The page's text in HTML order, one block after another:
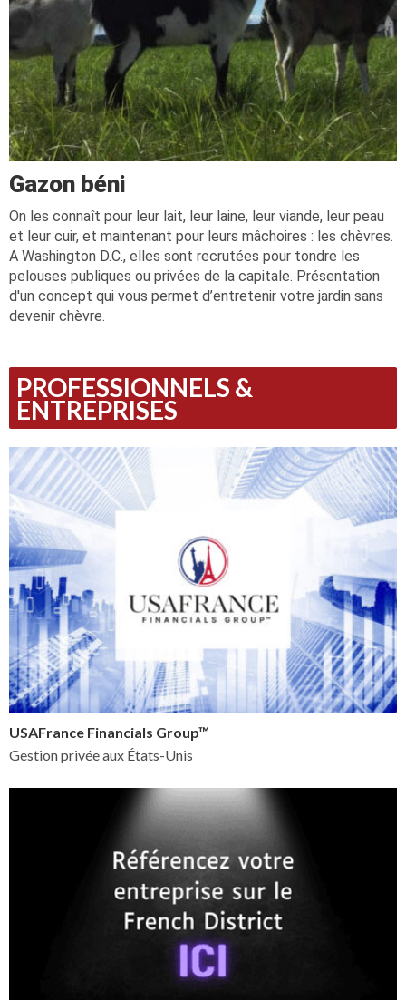
Gazon béni
On les connaît pour leur lait, leur laine, leur viande, leur peau
et leur cuir, et maintenant pour leurs mâchoires : les chèvres.
A Washington D.C., elles sont recrutées pour tondre les
pelouses publiques ou privées de la capitale. Présentation
d'un concept qui vous permet d’entretenir votre jardin sans
devenir chèvre.
PROFESSIONNELS &
ENTREPRISES
USAFrance Financials Group™
Gestion privée aux États-Unis